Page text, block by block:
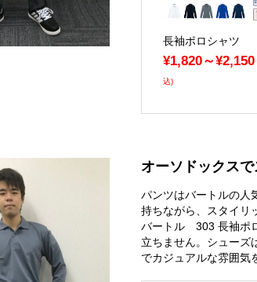
長袖ポロシャツ
¥1,820～¥2,150
込)
オーソドックス
パンツはバートルの人
持ちながら、スタイリ
バートル 303 長袖ポ
立ちません。シューズ
でカジュアルな雰囲気